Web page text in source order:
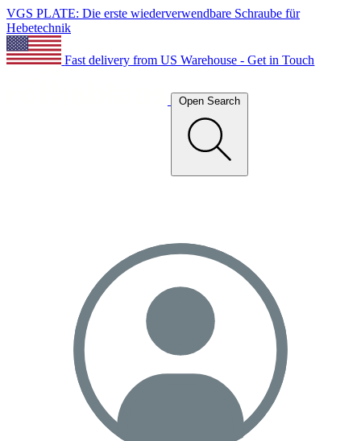
VGS PLATE: Die erste wiederverwendbare Schraube für
Hebetechnik
Fast delivery from US Warehouse - Get in Touch
Open Search